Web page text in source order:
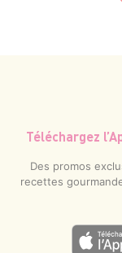
Téléchargez
Des promos
recettes